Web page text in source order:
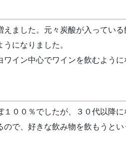
ました。元々炭酸が入ってい
になりました。
イン中心でワインを飲むように
００％でしたが、３０代以降
で、好きな飲み物を飲もうと